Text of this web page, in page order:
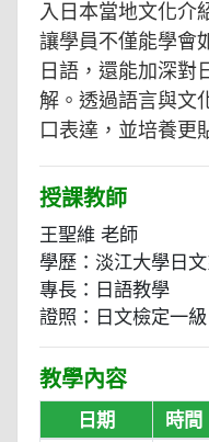
入日本當地文化介
讓學員不僅能學會
日語，還能加深對
解。透過語言與文
口表達，並培養更
授課教師
王聖維 老師
學歷：淡江大學日
專長：日語教學
證照：日文檢定一
教學內容
日期 時間